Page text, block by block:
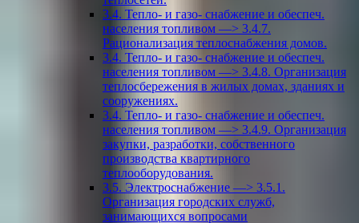
3.4. Тепло- и газо- снабжение и обеспеч.
населения топливом —> 3.4.7.
Рационализация теплоснабжения домов.
3.4. Тепло- и газо- снабжение и обеспеч.
населения топливом —> 3.4.8. Организация
теплосбережения в жилых домах, зданиях и
сооружениях.
3.4. Тепло- и газо- снабжение и обеспеч.
населения топливом —> 3.4.9. Организация
закупки, разработки, собственного
производства квартирного
теплооборудования.
3.5. Электроснабжение —> 3.5.1.
Организация городских служб,
занимающихся вопросами